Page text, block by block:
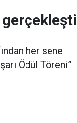
her sene
Ödül Töreni”